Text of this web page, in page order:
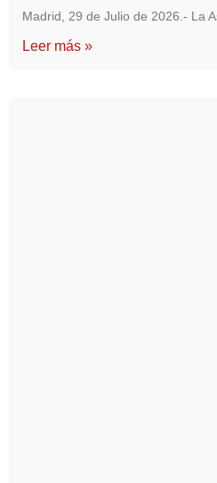
Madrid, 29 de Julio de 2026.- La
Leer más »